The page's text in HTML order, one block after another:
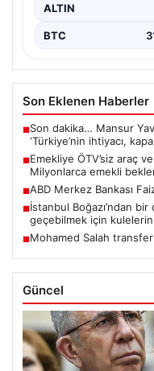
ALTIN
BTC
Son Eklenen Haberler
■Son dakika… Mansur
‘Türkiye’nin ihtiyacı,
■Emekliye ÖTV’siz araç
Milyonlarca emekli
■ABD Merkez Bankası
■İstanbul Boğazı’ndan
geçebilmek için kulelerini
■Mohamed Salah
Güncel